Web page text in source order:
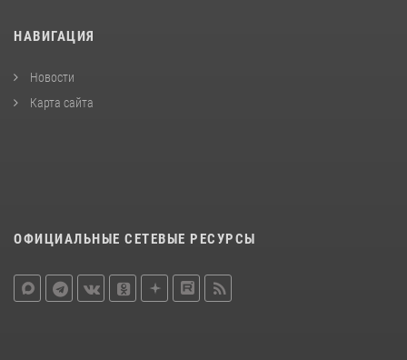
НАВИГАЦИЯ
Новости
Карта сайта
ОФИЦИАЛЬНЫЕ СЕТЕВЫЕ РЕСУРСЫ